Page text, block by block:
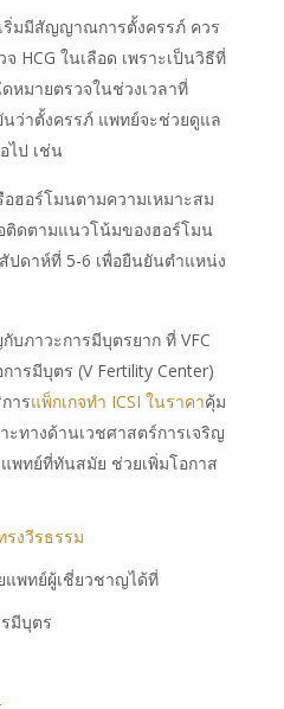
ริ่มมีสัญญาณการตั้งครรภ์ ควร
HCG ในเลือด เพราะเป็นวิธีที่
หมายตรวจในช่วงเวลาที่
ว่าตั้งครรภ์ แพทย์จะช่วยดูแล
ไป เช่น
ฮอร์โมนตามความเหมาะสม
ติดตามแนวโน้มของฮอร์โมน
ดาห์ที่ 5-6 เพื่อยืนยันตำแหน่ง
บภาวะการมีบุตรยาก ที่ VFC
ารมีบุตร (V Fertility Center)
ารแพ็กเกจทำ ICSI ในราคาคุ้ม
ทางด้านเวชศาสตร์การเจริญ
พทย์ที่ทันสมัย ช่วยเพิ่มโอกาส
งวีรธรรม
พทย์ผู้เชี่ยวชาญได้ที่
มีบุตร